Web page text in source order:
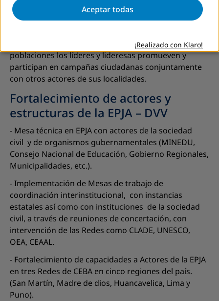
análisis de temas priorizados del acuerdo de
gobernabilidad regional o local con participación de
- Incidencia en políticas públicas a favor de las
poblaciones los líderes y lideresas promueven y
participan en campañas ciudadanas conjuntamente
con otros actores de sus localidades.
Fortalecimiento de actores y
estructuras de la EPJA – DVV
- Mesa técnica en EPJA con actores de la sociedad
civil y de organismos gubernamentales (MINEDU,
Consejo Nacional de Educación, Gobierno Regionales,
Municipalidades, etc.).
- Implementación de Mesas de trabajo de
coordinación interinstitucional, con instancias
estatales así como con instituciones de la sociedad
civil, a través de reuniones de concertación, con
intervención de las Redes como CLADE, UNESCO,
OEA, CEAAL.
- Fortalecimiento de capacidades a Actores de la EPJA
en tres Redes de CEBA en cinco regiones del país.
(San Martín, Madre de dios, Huancavelica, Lima y
Puno).
Aceptar todas
¡Realizado con Klaro!